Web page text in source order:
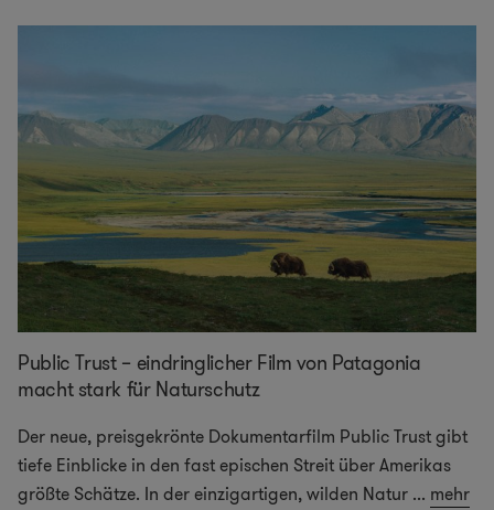
Public Trust – eindringlicher Film von Patagonia
macht stark für Naturschutz
Der neue, preisgekrönte Dokumentarfilm Public Trust gibt
tiefe Einblicke in den fast epischen Streit über Amerikas
größte Schätze. In der einzigartigen, wilden Natur ... mehr